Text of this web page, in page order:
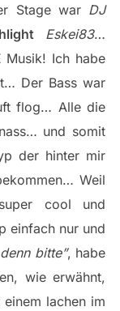
Stage war DJ
Eskei83…
Ich habe
Der Bass war
flog… Alle die
und somit
der hinter mir
Weil
cool und
einfach nur und
bitte”, habe
wie erwähnt,
lachen im